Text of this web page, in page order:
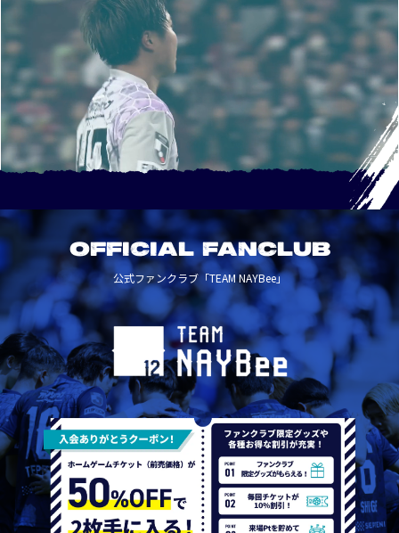
OFFICIAL FANCLUB
公式ファンクラブ「TEAM NAYBee」